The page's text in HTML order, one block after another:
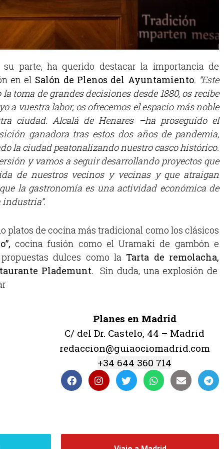
parte, ha querido destacar la importancia de
en el Salón de Plenos del Ayuntamiento. “Este
toma de grandes decisiones desde 1880, os recibe
a vuestra labor, os ofrecemos el espacio más noble
ciudad. Alcalá de Henares –ha proseguido el
ganadora tras estos dos años de pandemia,
la ciudad peatonalizando nuestro casco histórico.
y vamos a seguir desarrollando proyectos que
de nuestros vecinos y vecinas y que atraigan
la gastronomía es una actividad económica de
platos de cocina más tradicional como los clásicos
cocina fusión como el Uramaki de gambón e
dulces como la Tarta de remolacha,
Plademunt. Sin duda, una explosión de
Planes en Madrid
C/ del Dr. Castelo, 44 – Madrid
redaccion@guiaociomadrid.com
+34 644 360 714